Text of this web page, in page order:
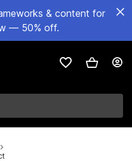
& content for
— 50% off.